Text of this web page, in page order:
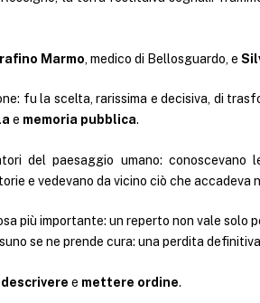
Marmo, medico di Bellosguardo, e
fu la scelta, rarissima e decisiva, di
e memoria pubblica.
del paesaggio umano: conoscevano
e vedevano da vicino ciò che accadeva
più importante: un reperto non vale solo
se ne prende cura: una perdita
descrivere e mettere ordine.